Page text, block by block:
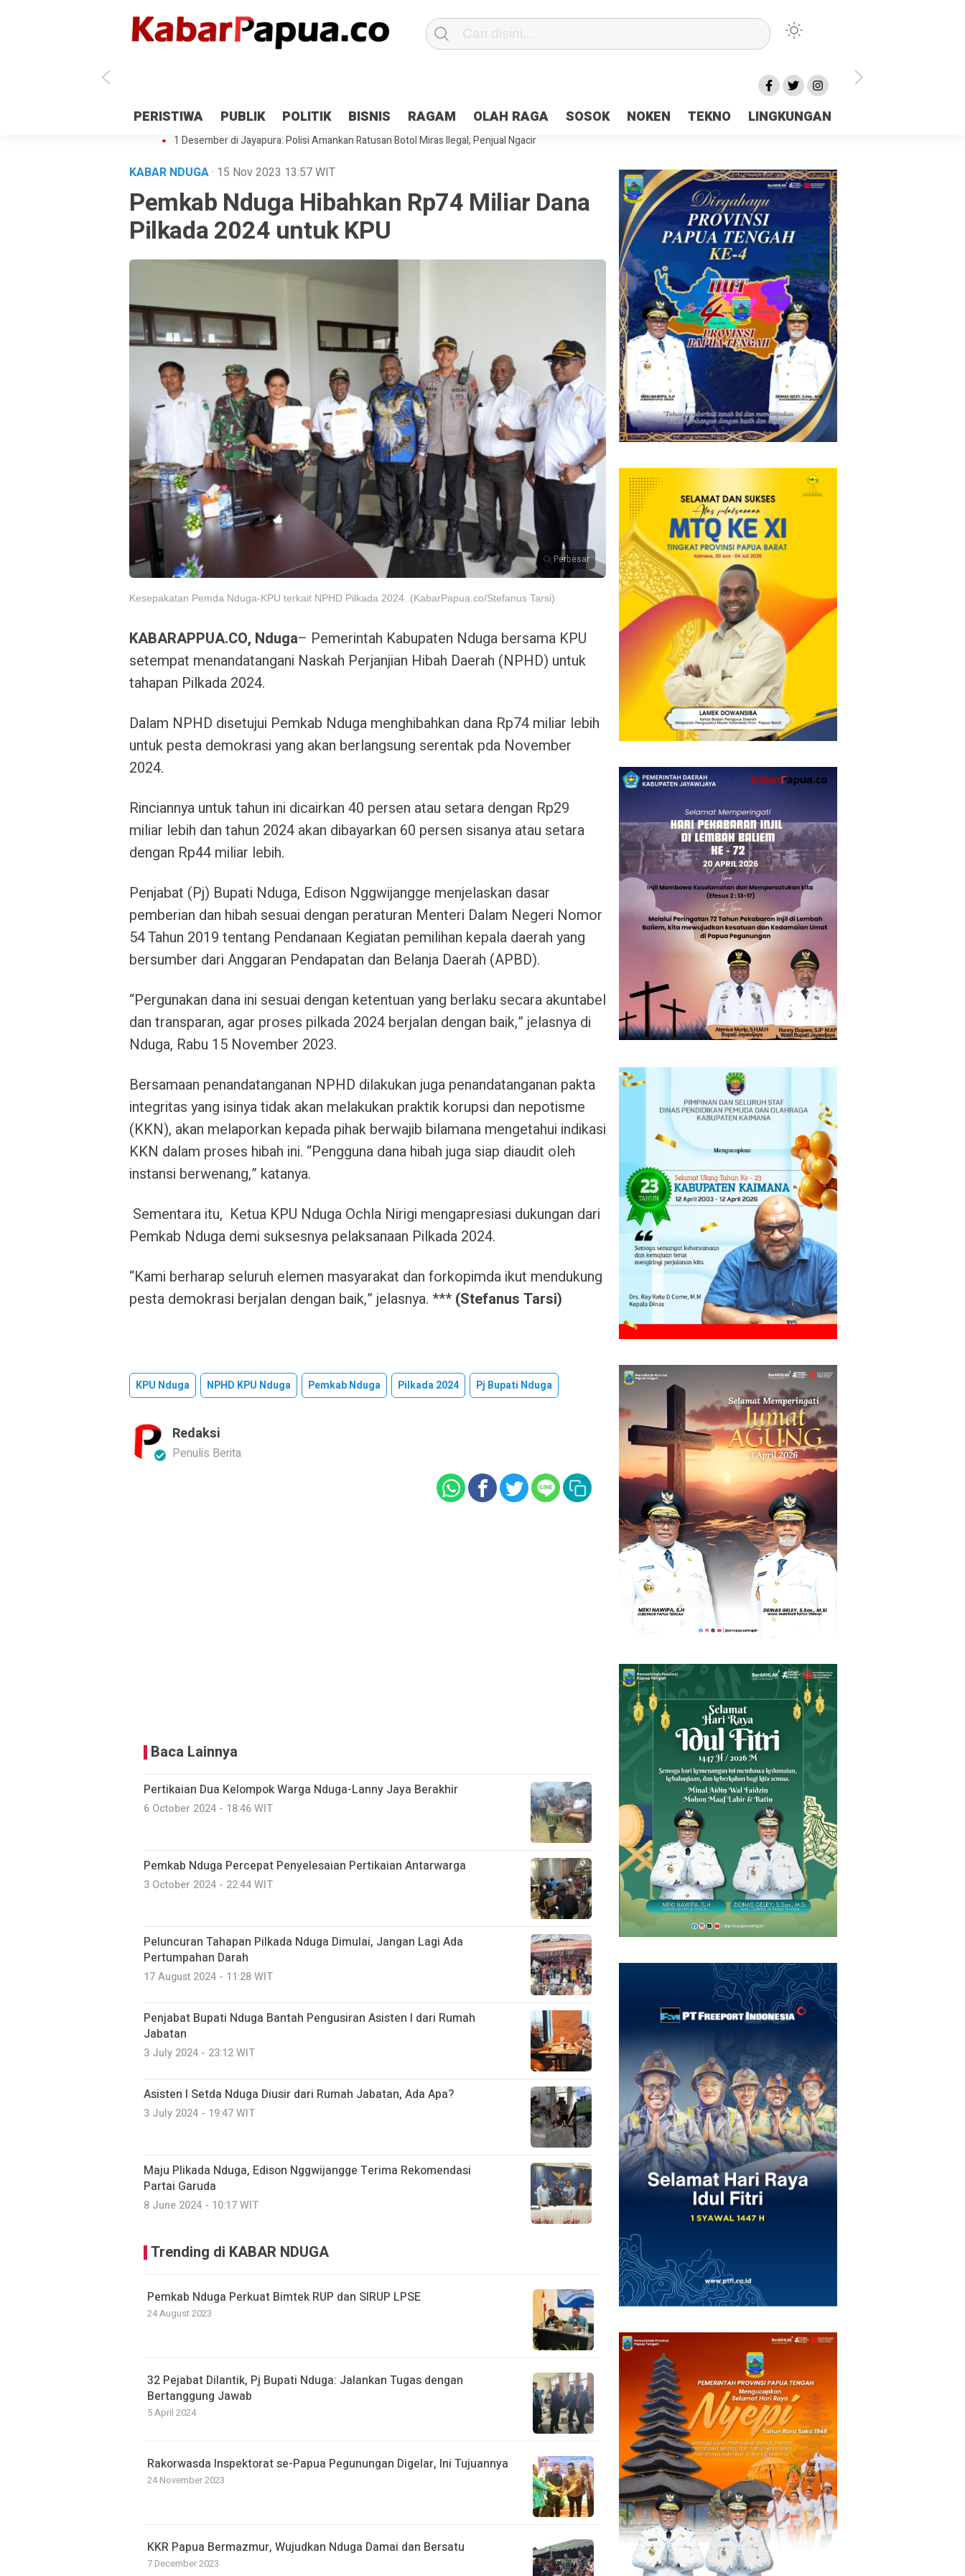
PERISTIWA PUBLIK POLITIK BISNIS RAGAM OLAH RAGA SOSOK NOKEN TEKNO LINGKUNGAN
Antisipasi 1 Desember, TNI Polri Patroli 2×24 jam di Kota Jayapura
Pesan Sejuk Polri di Deklarasi Pemilu Ceria Tanah Papua
Gedung Perpustakaan SMPN 5 Sentani Terbakar
Hibah Pilkada Jayapura Cair 10 Persen, Deposit Kas Daerah Rp23 Miliar Disorot
1 Desember di Jayapura: Polisi Amankan Ratusan Botol Miras Ilegal, Penjual Ngacir
KABAR NDUGA· 15 Nov 2023 13:57WIT
Pemkab Nduga Hibahkan Rp74 Miliar Dana
Pilkada 2024 untuk KPU
Perbesar
Kesepakatan Pemda Nduga-KPU terkait NPHD Pilkada 2024. (KabarPapua.co/Stefanus Tarsi)
KABARAPPUA.CO, Nduga– Pemerintah Kabupaten Nduga bersama KPU
setempat menandatangani Naskah Perjanjian Hibah Daerah (NPHD) untuk
tahapan Pilkada 2024.
Dalam NPHD disetujui Pemkab Nduga menghibahkan dana Rp74 miliar lebih
untuk pesta demokrasi yang akan berlangsung serentak pda November
2024.
Rinciannya untuk tahun ini dicairkan 40 persen atau setara dengan Rp29
miliar lebih dan tahun 2024 akan dibayarkan 60 persen sisanya atau setara
dengan Rp44 miliar lebih.
Penjabat (Pj) Bupati Nduga, Edison Nggwijangge menjelaskan dasar
pemberian dan hibah sesuai dengan peraturan Menteri Dalam Negeri Nomor
54 Tahun 2019 tentang Pendanaan Kegiatan pemilihan kepala daerah yang
bersumber dari Anggaran Pendapatan dan Belanja Daerah (APBD).
“Pergunakan dana ini sesuai dengan ketentuan yang berlaku secara akuntabel
dan transparan, agar proses pilkada 2024 berjalan dengan baik,” jelasnya di
Nduga, Rabu 15 November 2023.
Bersamaan penandatanganan NPHD dilakukan juga penandatanganan pakta
integritas yang isinya tidak akan melakukan praktik korupsi dan nepotisme
(KKN), akan melaporkan kepada pihak berwajib bilamana mengetahui indikasi
KKN dalam proses hibah ini. “Pengguna dana hibah juga siap diaudit oleh
instansi berwenang,” katanya.
Sementara itu, Ketua KPU Nduga Ochla Nirigi mengapresiasi dukungan dari
Pemkab Nduga demi suksesnya pelaksanaan Pilkada 2024.
“Kami berharap seluruh elemen masyarakat dan forkopimda ikut mendukung
pesta demokrasi berjalan dengan baik,” jelasnya. *** (Stefanus Tarsi)
KPU Nduga NPHD KPU Nduga Pemkab Nduga Pilkada 2024 Pj Bupati Nduga
Redaksi
Penulis Berita
Baca Lainnya
Pertikaian Dua Kelompok Warga Nduga-Lanny Jaya Berakhir
6 October 2024 - 18:46 WIT
Pemkab Nduga Percepat Penyelesaian Pertikaian Antarwarga
3 October 2024 - 22:44 WIT
Peluncuran Tahapan Pilkada Nduga Dimulai, Jangan Lagi Ada
Pertumpahan Darah
17 August 2024 - 11:28 WIT
Penjabat Bupati Nduga Bantah Pengusiran Asisten I dari Rumah
Jabatan
3 July 2024 - 23:12 WIT
Asisten I Setda Nduga Diusir dari Rumah Jabatan, Ada Apa?
3 July 2024 - 19:47 WIT
Maju Plikada Nduga, Edison Nggwijangge Terima Rekomendasi
Partai Garuda
8 June 2024 - 10:17 WIT
Trending di KABAR NDUGA
Pemkab Nduga Perkuat Bimtek RUP dan SIRUP LPSE
24 August 2023
32 Pejabat Dilantik, Pj Bupati Nduga: Jalankan Tugas dengan
Bertanggung Jawab
5 April 2024
Rakorwasda Inspektorat se-Papua Pegunungan Digelar, Ini Tujuannya
24 November 2023
KKR Papua Bermazmur, Wujudkan Nduga Damai dan Bersatu
7 December 2023